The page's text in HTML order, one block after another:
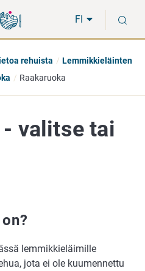
suoraan
sisältöön
koko
sivuston
FI
rehuista
Lemmikkieläinten
Raakaruoka
- valitse tai
lemmikkieläimille
jota ei ole kuumennettu